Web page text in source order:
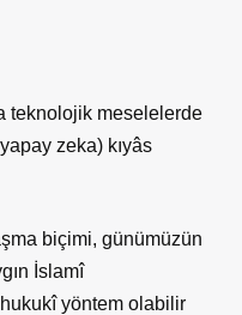
teknolojik meselelerde
zeka) kıyâs
biçimi, günümüzün
İslamî
yöntem olabilir